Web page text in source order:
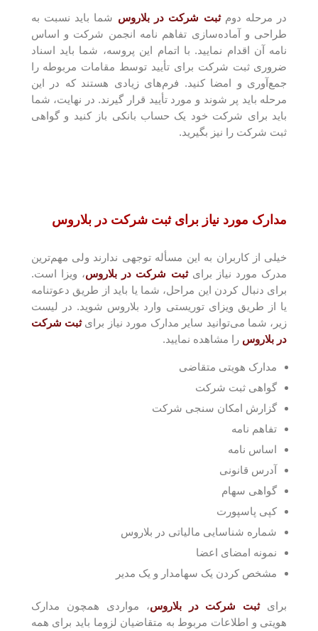
در مرحله دومثبت شرکت در بلاروس شما باید نسبت به
طراحی و آماده‌سازی تفاهم نامه انجمن شرکت و اساس
نامه آن اقدام نمایید. با اتمام این پروسه، شما باید اسناد
ضروری ثبت شرکت برای تأیید توسط مقامات مربوطه را
جمع‌آوری و امضا کنید. فرم‌های زیادی هستند که در این
مرحله باید پر شوند و مورد تأیید قرار گیرند. در نهایت، شما
باید برای شرکت خود یک حساب بانکی باز کنید و گواهی
ثبت شرکت را نیز بگیرید.
مدارک مورد نیاز برای ثبت شرکت در بلاروس
خیلی از کاربران به این مسأله توجهی ندارند ولی مهم‌ترین
مدرک مورد نیاز برایثبت شرکت در بلاروس، ویزا است.
برای دنبال کردن این مراحل، شما یا باید از طریق دعوتنامه
یا از طریق ویزای توریستی وارد بلاروس شوید. در لیست
زیر، شما می‌توانید سایر مدارک مورد نیاز برایثبت شرکت
در بلاروس را مشاهده نمایید.
مدارک هویتی متقاضی
گواهی ثبت شرکت
گزارش امکان سنجی شرکت
تفاهم نامه
اساس نامه
آدرس قانونی
گواهی سهام
کپی پاسپورت
شماره شناسایی مالیاتی در بلاروس
نمونه امضای اعضا
مشخص کردن یک سهامدار و یک مدیر
برایثبت شرکت در بلاروس، مواردی همچون مدارک
هویتی و اطلاعات مربوط به متقاضیان لزوما باید برای همه